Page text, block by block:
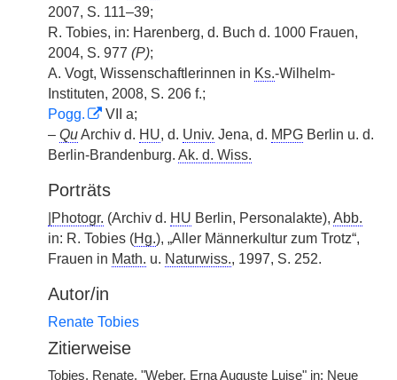
2007, S. 111–39;
R. Tobies, in: Harenberg, d. Buch d. 1000 Frauen,
2004, S. 977 (P);
A. Vogt, Wissenschaftlerinnen in Ks.-Wilhelm-
Instituten, 2008, S. 206 f.;
Pogg.
VII a;
– QuArchiv d. HU, d. Univ. Jena, d. MPG Berlin u. d.
Berlin-Brandenburg. Ak. d. Wiss.
Porträts
Photogr. (Archiv d. HU Berlin, Personalakte), Abb.
in: R. Tobies (Hg.), „Aller Männerkultur zum Trotz“,
Frauen in Math. u. Naturwiss., 1997, S. 252.
Autor/in
Renate Tobies
Zitierweise
Tobies, Renate, "Weber, Erna Auguste Luise" in: Neue